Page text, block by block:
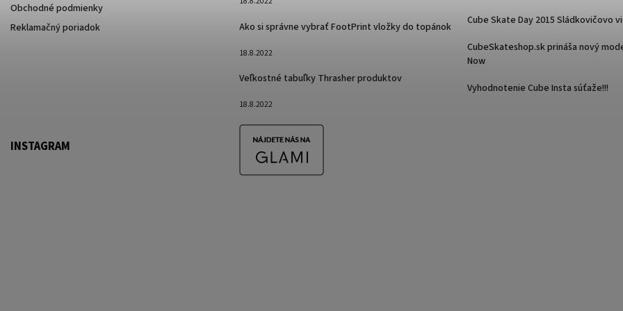
Obchodné podmienky
Reklamačný poriadok
Ako si správne vybrať FootPrint vložky do topánok
18.8.2022
Veľkostné tabuľky Thrasher produktov
18.8.2022
Cube Skate Day 2015 Sládkovičovo
CubeSkateshop.sk prináša nový
Now
Vyhodnotenie Cube Insta súťaže!!!
INSTAGRAM